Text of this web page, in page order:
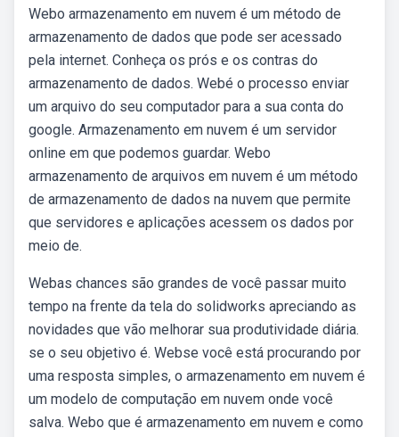
Webo armazenamento em nuvem é um método de
armazenamento de dados que pode ser acessado
pela internet. Conheça os prós e os contras do
armazenamento de dados. Webé o processo enviar
um arquivo do seu computador para a sua conta do
google. Armazenamento em nuvem é um servidor
online em que podemos guardar. Webo
armazenamento de arquivos em nuvem é um método
de armazenamento de dados na nuvem que permite
que servidores e aplicações acessem os dados por
meio de.
Webas chances são grandes de você passar muito
tempo na frente da tela do solidworks apreciando as
novidades que vão melhorar sua produtividade diária.
se o seu objetivo é. Webse você está procurando por
uma resposta simples, o armazenamento em nuvem é
um modelo de computação em nuvem onde você
salva. Webo que é armazenamento em nuvem e como